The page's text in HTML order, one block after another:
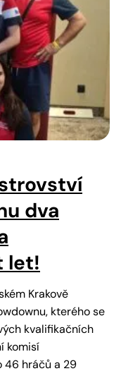
dva
let!
Krakově
kterého se
kvalifikačních
komisí
46 hráčů a 29